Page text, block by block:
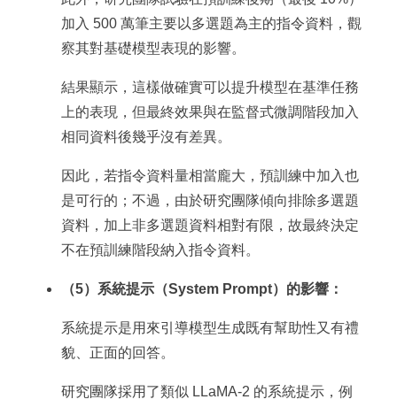
加入 500 萬筆主要以多選題為主的指令資料，觀
察其對基礎模型表現的影響。
結果顯示，這樣做確實可以提升模型在基準任務
上的表現，但最終效果與在監督式微調階段加入
相同資料後幾乎沒有差異。
因此，若指令資料量相當龐大，預訓練中加入也
是可行的；不過，由於研究團隊傾向排除多選題
資料，加上非多選題資料相對有限，故最終決定
不在預訓練階段納入指令資料。
（5）系統提示（System Prompt）的影響：
系統提示是用來引導模型生成既有幫助性又有禮
貌、正面的回答。
研究團隊採用了類似 LLaMA-2 的系統提示，例